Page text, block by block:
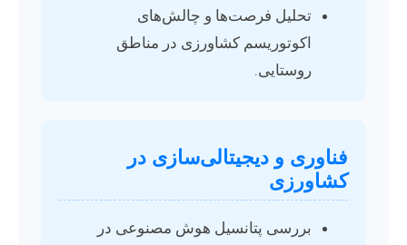
تحلیل فرصت‌ها و چالش‌های
اکوتوریسم کشاورزی در مناطق
روستایی.
فناوری و دیجیتالی‌سازی در
کشاورزی
بررسی پتانسیل هوش مصنوعی در